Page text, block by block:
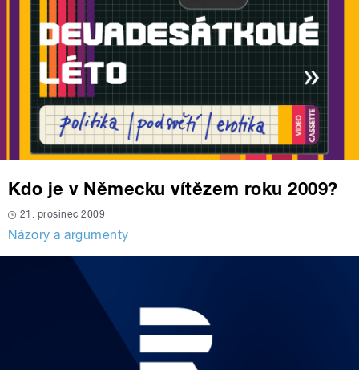
Kdo je v Německu vítězem roku 2009?
21. prosinec 2009
Názory a argumenty